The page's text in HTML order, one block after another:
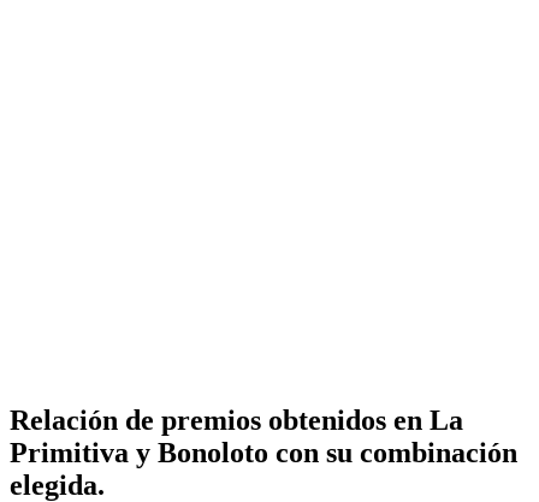
Relación de premios obtenidos en La
Primitiva y Bonoloto con su combinación
elegida.